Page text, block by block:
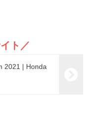
ト／
2021 | Honda